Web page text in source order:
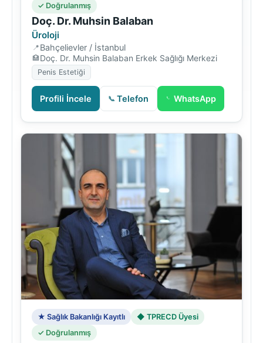
✓ Doğrulanmış
Doç. Dr. Muhsin Balaban
Üroloji
Bahçelievler / İstanbul
Doç. Dr. Muhsin Balaban Erkek Sağlığı Merkezi
Penis Estetiği
Profili İncele Telefon WhatsApp
★ Sağlık Bakanlığı Kayıtlı
◆ TPRECD Üyesi
✓ Doğrulanmış